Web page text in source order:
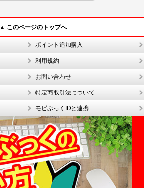
▲ このページのトップへ
ポイント追加購入
利用規約
お問い合わせ
特定商取引法について
モビぶっくIDと連携